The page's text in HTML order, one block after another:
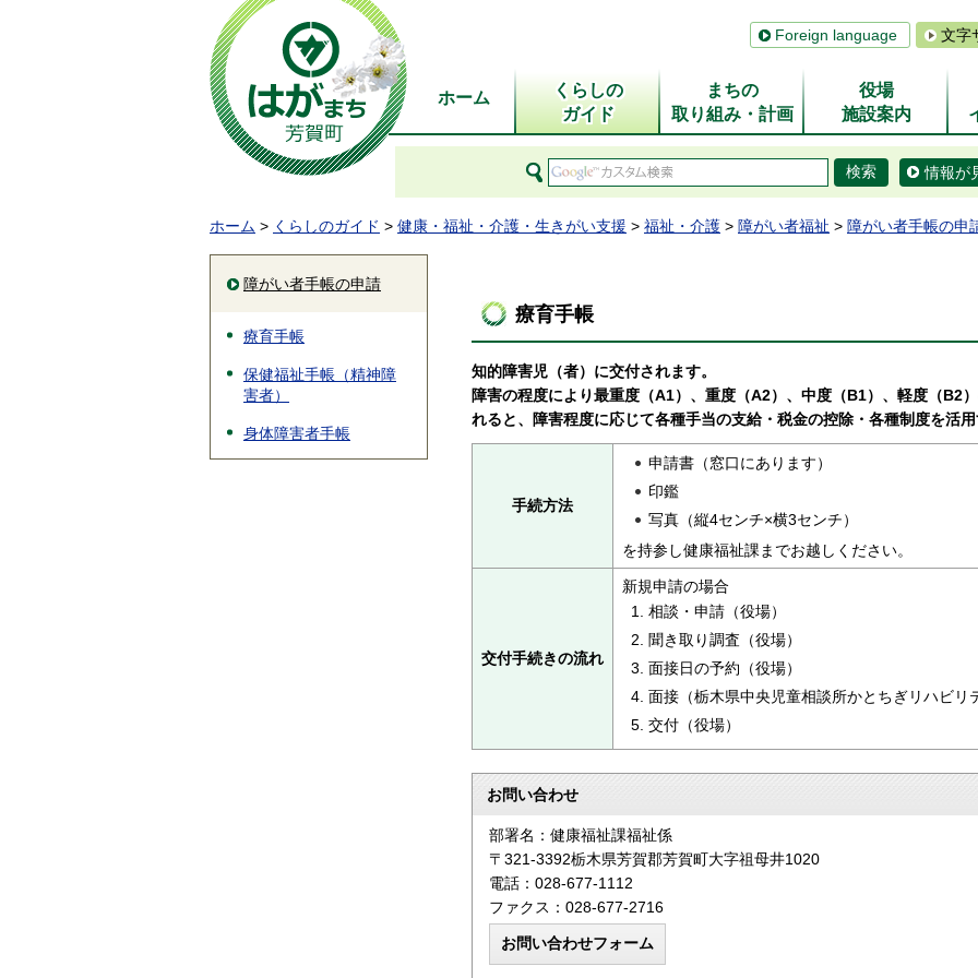
Foreign language 文字
ホーム
くらしの
ガイド
まちの
取り組み・計画
役場
施設案内
情報が
ホーム > くらしのガイド > 健康・福祉・介護・生きがい支援 > 福祉・介護 > 障がい者福祉 > 障がい者手帳の申
障がい者手帳の申請
療育手帳
保健福祉手帳（精神障
害者）
身体障害者手帳
療育手帳
知的障害児（者）に交付されます。
障害の程度により最重度（A1）、重度（A2）、中度（B1）、軽度（B2
れると、障害程度に応じて各種手当の支給・税金の控除・各種制度を活用
手続方法
申請書（窓口にあります）
印鑑
写真（縦4センチ×横3センチ）
を持参し健康福祉課までお越しください。
交付手続きの流れ
新規申請の場合
相談・申請（役場）
聞き取り調査（役場）
面接日の予約（役場）
面接（栃木県中央児童相談所かとちぎリハビリ
交付（役場）
お問い合わせ
部署名：健康福祉課福祉係
〒321-3392栃木県芳賀郡芳賀町大字祖母井1020
電話：028-677-1112
ファクス：028-677-2716